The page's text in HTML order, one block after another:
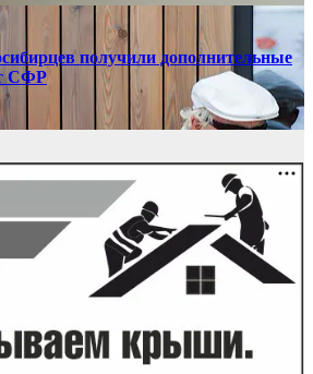
получили дополнительные
СФР